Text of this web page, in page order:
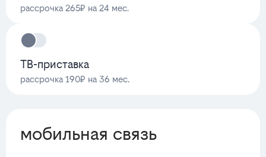
рассрочка 265₽ на 24 мес.
ТВ-приставка
рассрочка 190₽ на 36 мес.
мобильная связь